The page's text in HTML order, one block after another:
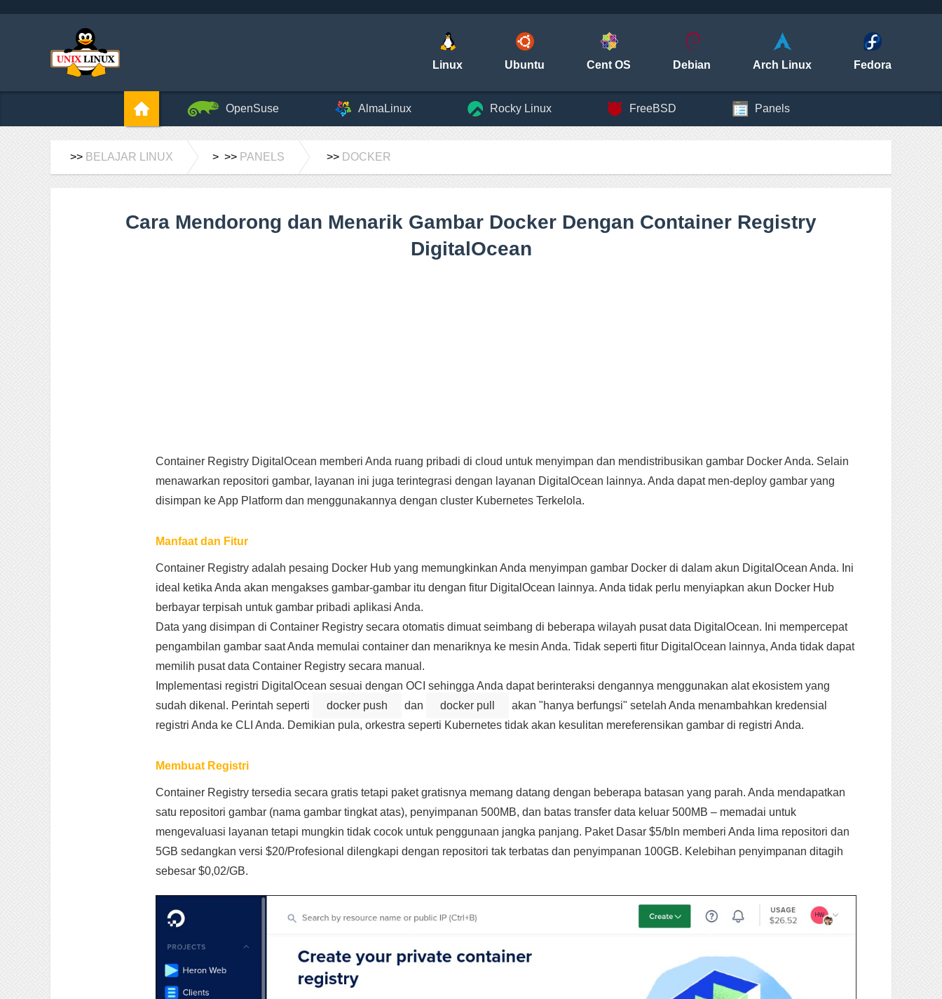
Linux Ubuntu Cent OS Debian Arch Linux Fedora
OpenSuse AlmaLinux Rocky Linux FreeBSD Panels
>> BELAJAR LINUX > >> PANELS >> DOCKER
Cara Mendorong dan Menarik Gambar Docker Dengan Container Registry
DigitalOcean
Container Registry DigitalOcean memberi Anda ruang pribadi di cloud untuk menyimpan dan mendistribusikan gambar Docker Anda. Selain
menawarkan repositori gambar, layanan ini juga terintegrasi dengan layanan DigitalOcean lainnya. Anda dapat men-deploy gambar yang
disimpan ke App Platform dan menggunakannya dengan cluster Kubernetes Terkelola.
Manfaat dan Fitur
Container Registry adalah pesaing Docker Hub yang memungkinkan Anda menyimpan gambar Docker di dalam akun DigitalOcean Anda. Ini
ideal ketika Anda akan mengakses gambar-gambar itu dengan fitur DigitalOcean lainnya. Anda tidak perlu menyiapkan akun Docker Hub
berbayar terpisah untuk gambar pribadi aplikasi Anda.
Data yang disimpan di Container Registry secara otomatis dimuat seimbang di beberapa wilayah pusat data DigitalOcean. Ini mempercepat
pengambilan gambar saat Anda memulai container dan menariknya ke mesin Anda. Tidak seperti fitur DigitalOcean lainnya, Anda tidak dapat
memilih pusat data Container Registry secara manual.
Implementasi registri DigitalOcean sesuai dengan OCI sehingga Anda dapat berinteraksi dengannya menggunakan alat ekosistem yang
sudah dikenal. Perintah seperti
docker push dan docker pull
akan "hanya berfungsi" setelah Anda menambahkan kredensial
registri Anda ke CLI Anda. Demikian pula, orkestra seperti Kubernetes tidak akan kesulitan mereferensikan gambar di registri Anda.
Membuat Registri
Container Registry tersedia secara gratis tetapi paket gratisnya memang datang dengan beberapa batasan yang parah. Anda mendapatkan
satu repositori gambar (nama gambar tingkat atas), penyimpanan 500MB, dan batas transfer data keluar 500MB – memadai untuk
mengevaluasi layanan tetapi mungkin tidak cocok untuk penggunaan jangka panjang. Paket Dasar $5/bln memberi Anda lima repositori dan
5GB sedangkan versi $20/Profesional dilengkapi dengan repositori tak terbatas dan penyimpanan 100GB. Kelebihan penyimpanan ditagih
sebesar $0,02/GB.